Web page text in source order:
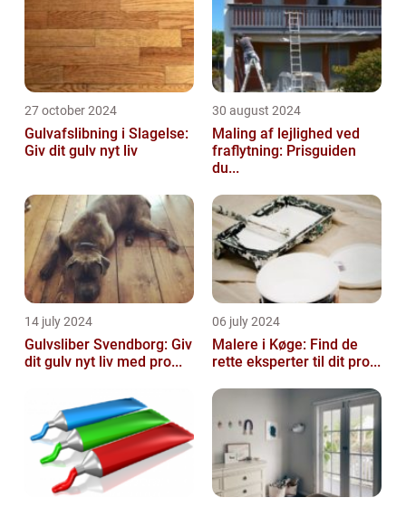
27 october 2024
Gulvafslibning i Slagelse:
Giv dit gulv nyt liv
30 august 2024
Maling af lejlighed ved
fraflytning: Prisguiden
du...
14 july 2024
Gulvsliber Svendborg: Giv
dit gulv nyt liv med pro...
06 july 2024
Malere i Køge: Find de
rette eksperter til dit pro...